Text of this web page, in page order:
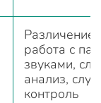
Различение
работа с
звуками,
анализ,
контроль